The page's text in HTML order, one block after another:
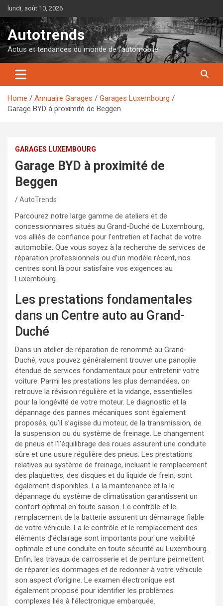
Skip
to
content
lundi, août 10, 2026
Autotrends
Actus et tendances du monde de l'automobile
Home Annuaire Garages
Garages Luxembourg
Garage BYD à proximité de Beggen
GARAGES LUXEMBOURG
Garage BYD à proximité de
Beggen
AutoTrends
Parcourez notre large gamme de ateliers et de
concessionnaires situés au Grand-Duché de Luxembourg,
vos alliés de confiance pour l’entretien et l’achat de votre
automobile. Que vous soyez à la recherche de services de
réparation professionnels ou d’un modèle récent, nos
centres sont là pour satisfaire vos exigences au
Luxembourg.
Les prestations fondamentales
dans un Centre auto au Grand-
Duché
Dans un atelier de réparation de renommé au Grand-
Duché, vous pouvez généralement trouver une panoplie
étendue de services fondamentaux pour entretenir votre
voiture. Parmi les prestations les plus demandées, on
retrouve la révision régulière et la vidange, essentielles
pour la longévité de votre moteur. Le diagnostic et la
dépannage des pannes mécaniques sont également
proposés, qu’il s’agisse du moteur, de la transmission, de
la suspension ou du système de freinage. Le changement
de pneus et l’l’équilibrage des roues assurent une conduite
sûre et une usure régulière des pneus. Les prestations
relatives au système de freinage, incluant le remplacement
des plaquettes, des disques et du liquide de frein, sont
également disponibles. La la maintenance et la le
dépannage du système de climatisation garantissent un
confort optimal en toute saison. Le contrôle et le
remplacement de la batterie assurent un démarrage fiable
de votre véhicule. La le contrôle et le remplacement des
éléments d’éclairage sont importants pour une visibilité
optimale et une conduite en toute sécurité au Luxembourg.
Enfin, les travaux de carrosserie et de peinture permettent
de réparer les dommages et de redonner à votre véhicule
son aspect d’origine. Le examen électronique est
également proposé pour identifier les problèmes
complexes liés à l’électronique embarquée.